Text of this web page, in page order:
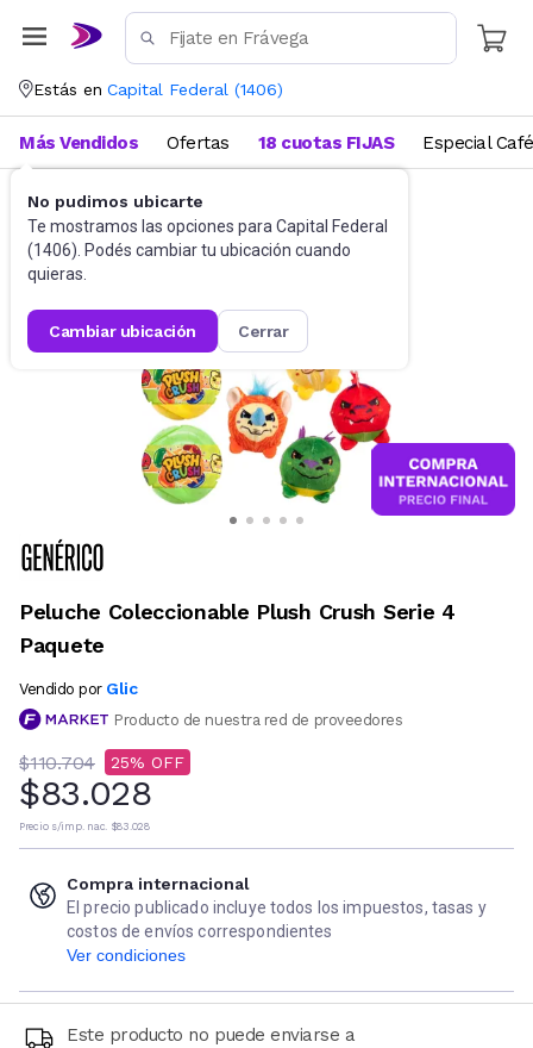
Estás en Capital Federal (1406)
No pudimos ubicarte
Te mostramos las opciones para Capital Federal
(1406). Podés cambiar tu ubicación cuando
quieras.
cambiar ubicación cerrar
Más Vendidos Ofertas 18 cuotas FIJAS Especial Café
Juguetes y Juegos
Peluche Coleccionable Plush Crush Serie 4
Paquete
Vendido por Glic
Producto de nuestra red de proveedores
$110.704 25
$83.028
Precio s/imp. nac. $83.028
Compra internacional
El precio publicado incluye todos los impuestos, tasas y
costos de envíos correspondientes
Ver condiciones
Este producto no puede enviarse a